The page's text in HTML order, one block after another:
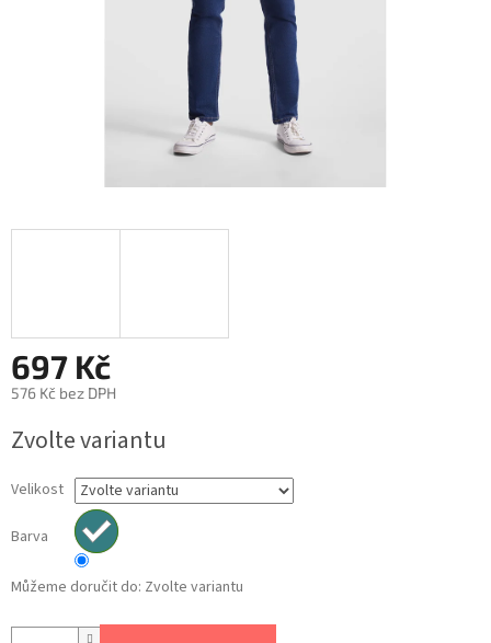
697 Kč
576 Kč bez DPH
cena:
Zvolte variantu
Velikost
Barva
Můžeme doručit do: Zvolte variantu